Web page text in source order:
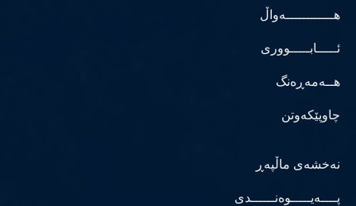
هــــــــــــەواڵ
ئـــــابـــــووری
هــەمەڕەنگ
چاوپێکەوتن
نەخشەی ماڵپەڕ
پــــەیـــــوەنــــــدی